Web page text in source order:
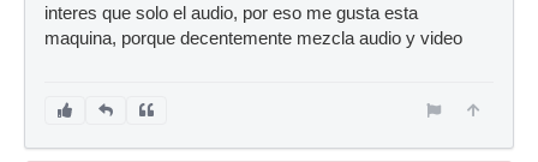
interes que solo el audio, por eso me gusta esta
maquina, porque decentemente mezcla audio y video